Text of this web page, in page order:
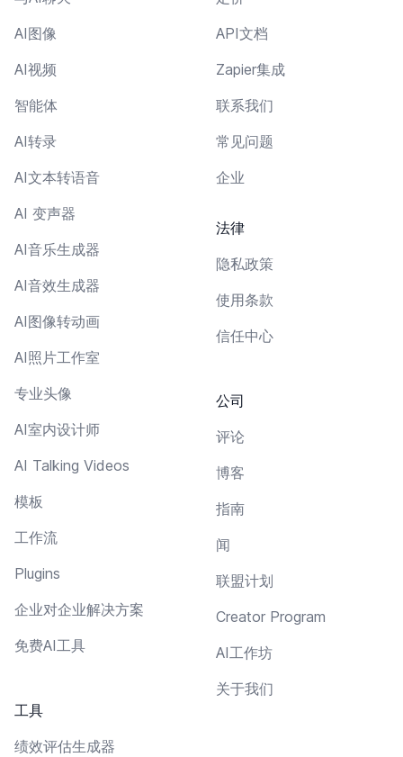
AI图像
AI视频
智能体
AI转录
AI文本转语音
AI 变声器
AI音乐生成器
AI音效生成器
AI图像转动画
AI照片工作室
专业头像
AI室内设计师
AI Talking Videos
模板
工作流
Plugins
企业对企业解决方案
免费AI工具
工具
绩效评估生成器
API文档
Zapier集成
联系我们
常见问题
企业
法律
隐私政策
使用条款
信任中心
公司
评论
博客
指南
闻
联盟计划
Creator Program
AI工作坊
关于我们